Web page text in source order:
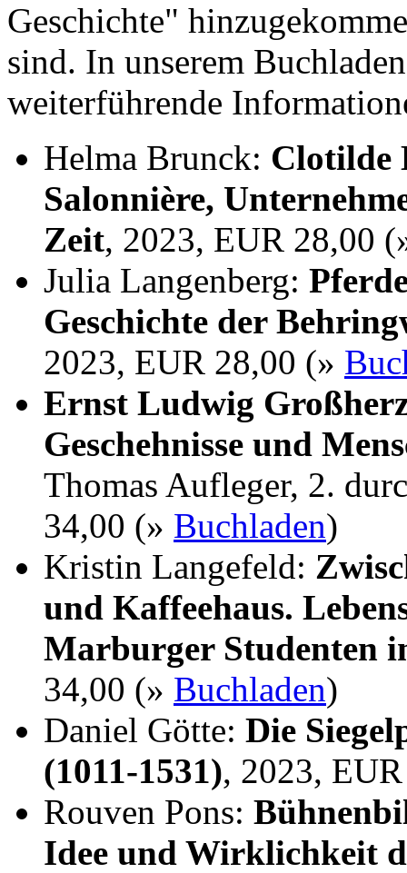
Geschichte"
sind. In unserem
weiterführende
Helma Brunck: Clotilde
Salonnière,
Zeit, 2023, EUR 28,00
Julia Langenberg:
Geschichte der
2023, EUR 28,00 (»
Ernst Ludwig
Geschehnisse und
Thomas Aufleger, 2.
34,00 (» Buchladen)
Kristin Langefeld:
und Kaffeehaus.
Marburger Studenten
34,00 (» Buchladen)
Daniel Götte: Die
(1011-1531), 2023,
Rouven Pons:
Idee und Wirklichkeit